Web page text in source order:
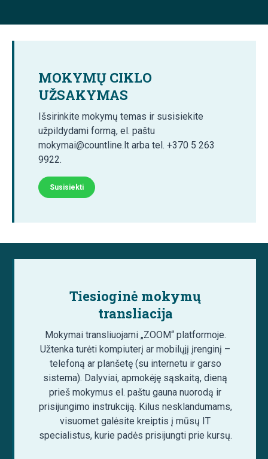
MOKYMŲ CIKLO
UŽSAKYMAS
Išsirinkite mokymų temas ir susisiekite
užpildydami formą, el. paštu
mokymai@countline.lt arba tel. +370 5 263
9922.
Susisiekti
Tiesioginė mokymų
transliacija
Mokymai transliuojami „ZOOM“ platformoje.
Užtenka turėti kompiuterį ar mobilųjį įrenginį –
telefoną ar planšetę (su internetu ir garso
sistema). Dalyviai, apmokėję sąskaitą, dieną
prieš mokymus el. paštu gauna nuorodą ir
prisijungimo instrukciją. Kilus nesklandumams,
visuomet galėsite kreiptis į mūsų IT
specialistus, kurie padės prisijungti prie kursų.